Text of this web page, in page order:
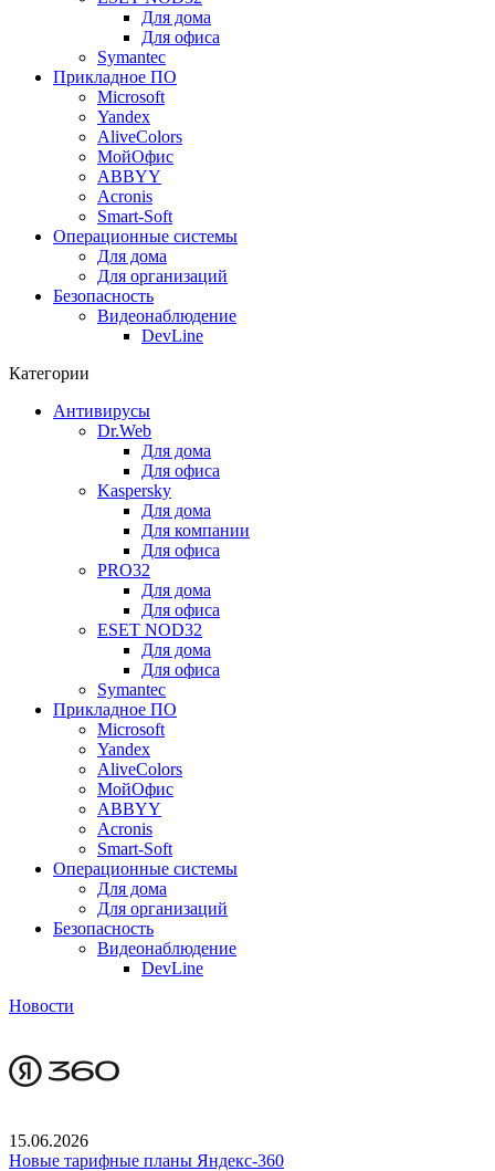
Для дома
Для офиса
Symantec
Прикладное ПО
Microsoft
Yandex
AliveColors
МойОфис
ABBYY
Acronis
Smart-Soft
Операционные системы
Для дома
Для организаций
Безопасность
Видеонаблюдение
DevLine
Категории
Антивирусы
Dr.Web
Для дома
Для офиса
Kaspersky
Для дома
Для компании
Для офиса
PRO32
Для дома
Для офиса
ESET NOD32
Для дома
Для офиса
Symantec
Прикладное ПО
Microsoft
Yandex
AliveColors
МойОфис
ABBYY
Acronis
Smart-Soft
Операционные системы
Для дома
Для организаций
Безопасность
Видеонаблюдение
DevLine
Новости
15.06.2026
Новые тарифные планы Яндекс-360